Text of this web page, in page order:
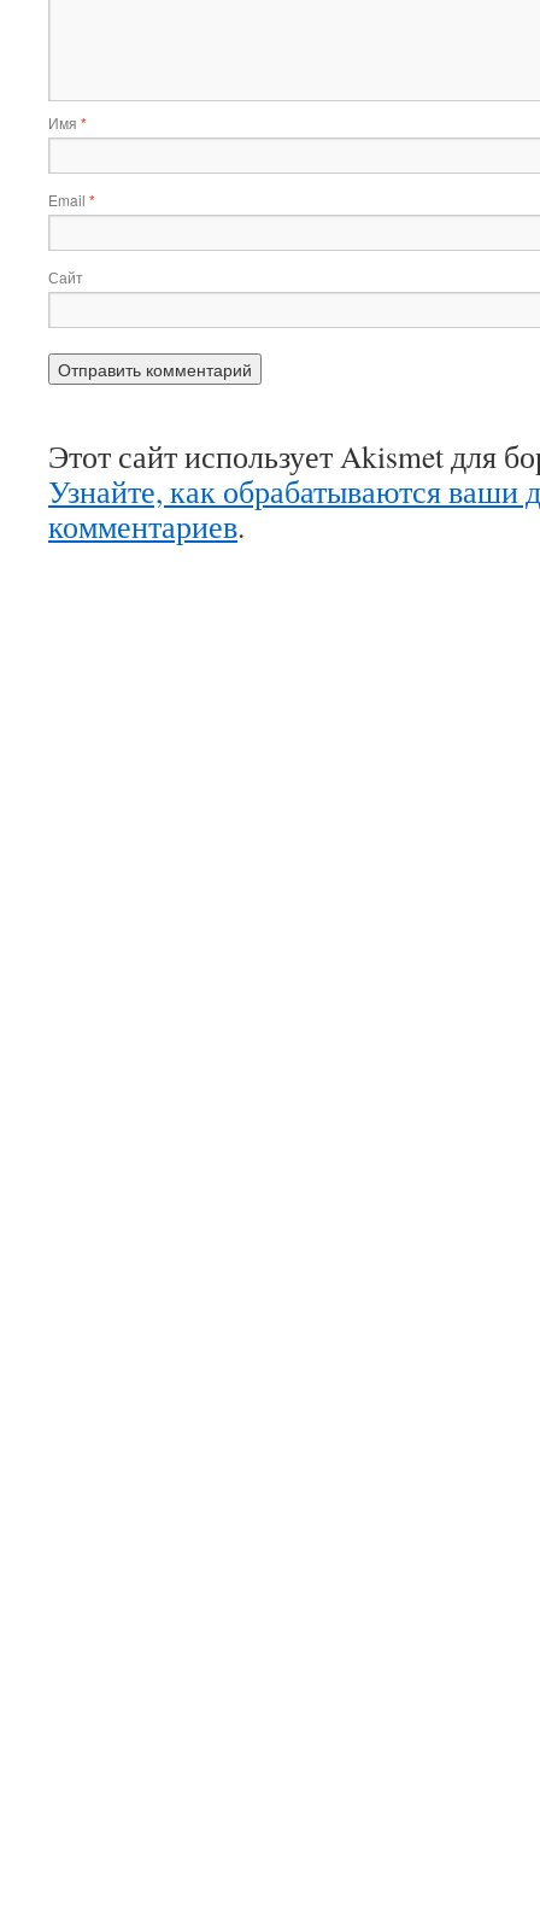
Имя *
Email *
Сайт
Этот сайт использует Akismet для
Узнайте, как обрабатываются ваши
комментариев.